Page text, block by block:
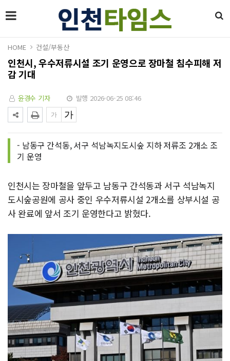
HOME 건설/부동산
인천시, 우수저류시설 조기 운영으로 장마철 침수피해 저
감 기대
윤경수 기자 발행 2026-06-25 08:46
- 남동구 간석동, 서구 석남녹지도시숲 지하 저류조 2개소 조
기 운영
인천시는 장마철을 앞두고 남동구 간석동과 서구 석남녹지
도시숲공원에 공사 중인 우수저류시설 2개소를 상부시설 공
사 완료에 앞서 조기 운영한다고 밝혔다.